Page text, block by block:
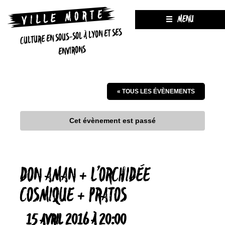
CULTURE EN SOUS-SOL À LYON ET SES
ENVIRONS
MENU
« TOUS LES ÉVÈNEMENTS
Cet évènement est passé
DON AMAN + L’ORCHIDÉE
COSMIQUE + PRATOS
15 AVRIL 2016 À 20:00